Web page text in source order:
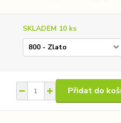
SKLADEM 10 ks
Přidat do